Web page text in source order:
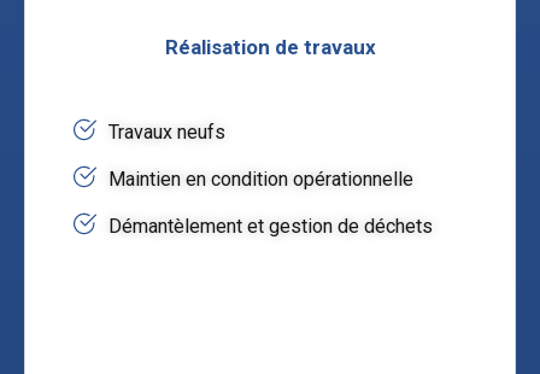
Réalisation de travaux
Travaux neufs
Maintien en condition opérationnelle
Démantèlement et gestion de déchets